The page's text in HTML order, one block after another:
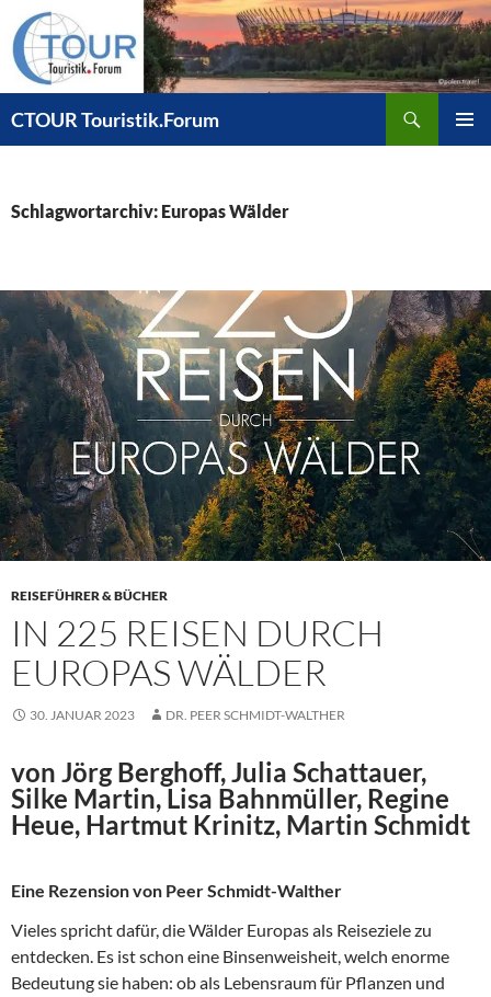
Zum
Inhalt
springen
CTOUR Touristik.Forum
Schlagwortarchiv: Europas Wälder
REISEFÜHRER & BÜCHER
IN 225 REISEN DURCH
EUROPAS WÄLDER
30. JANUAR 2023 DR. PEER SCHMIDT-WALTHER
von Jörg Berghoff, Julia Schattauer,
Silke Martin, Lisa Bahnmüller, Regine
Heue, Hartmut Krinitz, Martin Schmidt
Eine Rezension von Peer Schmidt-Walther
Vieles spricht dafür, die Wälder Europas als Reiseziele zu
entdecken. Es ist schon eine Binsenweisheit, welch enorme
Bedeutung sie haben: ob als Lebensraum für Pflanzen und